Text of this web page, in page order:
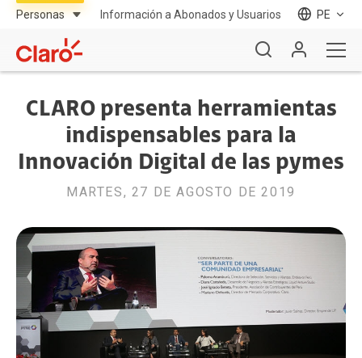
Información a Abonados y Usuarios PE
CLARO presenta herramientas
indispensables para la
Innovación Digital de las pymes
MARTES, 27 DE AGOSTO DE 2019